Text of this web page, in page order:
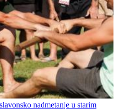
nadmetanje u starim